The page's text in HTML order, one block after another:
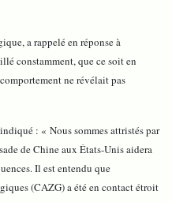
a rappelé en réponse à
constamment, que ce soit en
ne révélait pas
: « Nous sommes attristés par
de Chine aux États-Unis aidera
Il est entendu que
(CAZG) a été en contact étroit